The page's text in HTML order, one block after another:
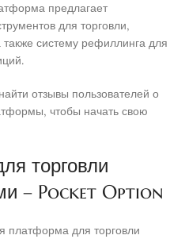
предлагает
для торговли,
систему рефиллинга для
отзывы пользователей о
чтобы начать свою
торговли
– Pocket Option
платформа для торговли